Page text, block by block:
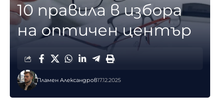
10 правила в избора
на оптичен център
Пламен Александров17.12.2025